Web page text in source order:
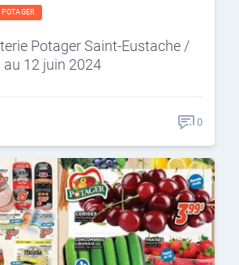
Potager Saint-Eustache /
au 12 juin 2024
0